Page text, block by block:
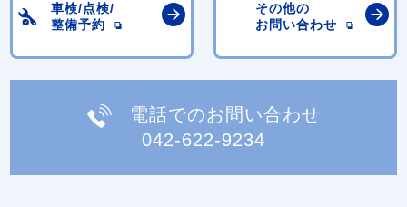
車検/点検/
整備予約
その他の
お問い合わせ
電話でのお問い合わせ
042-622-9234